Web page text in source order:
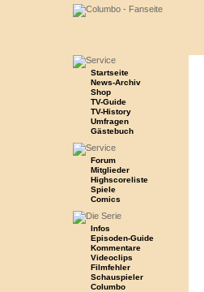
Startseite
News-Archiv
Shop
TV-Guide
TV-History
Umfragen
Gästebuch
Forum
Mitglieder
Highscoreliste
Spiele
Comics
Infos
Episoden-Guide
Kommentare
Videoclips
Filmfehler
Schauspieler
Columbo